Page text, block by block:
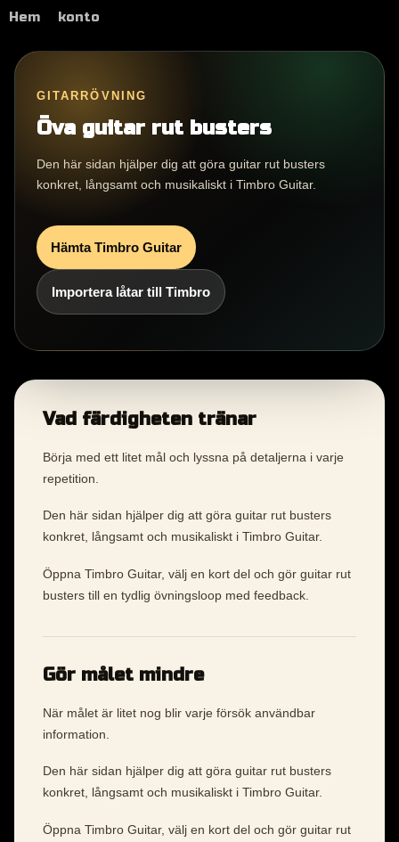
Hem konto
GITARRÖVNING
Öva guitar rut busters
Den här sidan hjälper dig att göra guitar rut busters
konkret, långsamt och musikaliskt i Timbro Guitar.
Hämta Timbro Guitar
Importera låtar till Timbro
Vad färdigheten tränar
Börja med ett litet mål och lyssna på detaljerna i varje
repetition.
Den här sidan hjälper dig att göra guitar rut busters
konkret, långsamt och musikaliskt i Timbro Guitar.
Öppna Timbro Guitar, välj en kort del och gör guitar rut
busters till en tydlig övningsloop med feedback.
Gör målet mindre
När målet är litet nog blir varje försök användbar
information.
Den här sidan hjälper dig att göra guitar rut busters
konkret, långsamt och musikaliskt i Timbro Guitar.
Öppna Timbro Guitar, välj en kort del och gör guitar rut